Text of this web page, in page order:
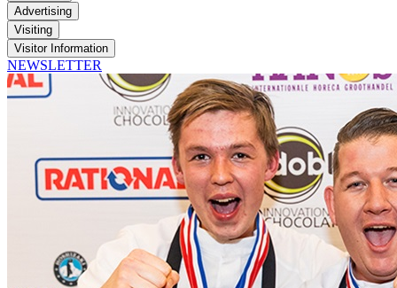
Advertising
Visiting
Visitor Information
NEWSLETTER